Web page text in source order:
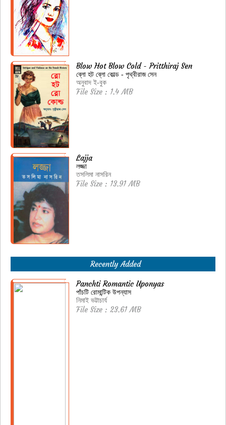
Blow Hot Blow Cold - Pritthiraj Sen
ব্লো হট ব্লো কোল্ড - পৃথ্বীরাজ সেন
অনুবাদ ই-বুক
File Size : 1.4 MB
Lajja
লজ্জা
তসলিমা নাসরিন
File Size : 13.91 MB
Recently Added
Panchti Romantic Uponyas
পাঁচটি রোমান্টিক উপন্যাস
নিমাই ভট্টাচার্য
File Size : 23.61 MB